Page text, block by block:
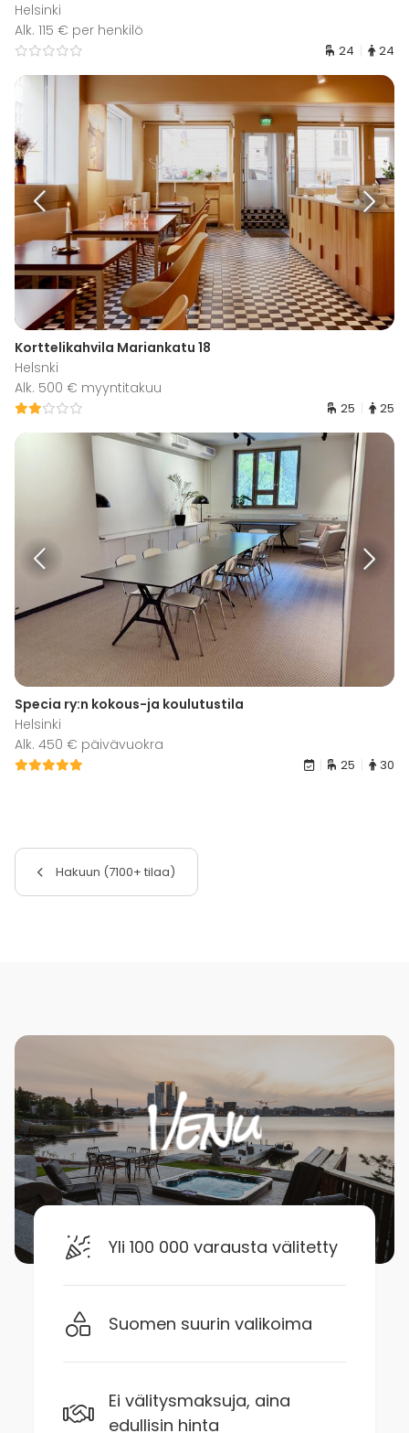
Helsinki
Alk. 115 € per henkilö
24 24
Korttelikahvila Mariankatu 18
Helsnki
Alk. 500 € myyntitakuu
25 25
Specia ry:n kokous-ja koulutustila
Helsinki
Alk. 450 € päivävuokra
25 30
Hakuun (7100+ tilaa)
Yli 100 000 varausta välitetty
Suomen suurin valikoima
Ei välitysmaksuja, aina
edullisin hinta